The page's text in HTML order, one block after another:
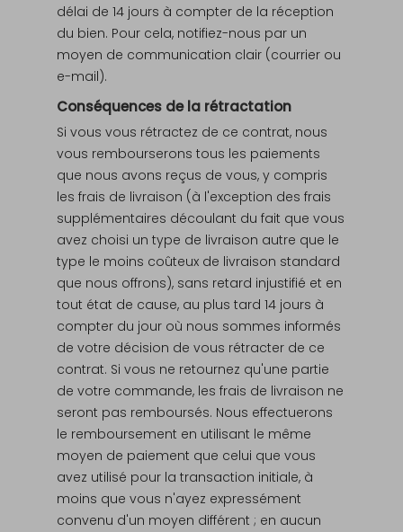
délai de 14 jours à compter de la réception
du bien. Pour cela, notifiez-nous par un
moyen de communication clair (courrier ou
e-mail).
Conséquences de la rétractation
Si vous vous rétractez de ce contrat, nous
vous rembourserons tous les paiements
que nous avons reçus de vous, y compris
les frais de livraison (à l'exception des frais
supplémentaires découlant du fait que vous
avez choisi un type de livraison autre que le
type le moins coûteux de livraison standard
que nous offrons), sans retard injustifié et en
tout état de cause, au plus tard 14 jours à
compter du jour où nous sommes informés
de votre décision de vous rétracter de ce
contrat. Si vous ne retournez qu'une partie
de votre commande, les frais de livraison ne
seront pas remboursés. Nous effectuerons
le remboursement en utilisant le même
moyen de paiement que celui que vous
avez utilisé pour la transaction initiale, à
moins que vous n'ayez expressément
convenu d'un moyen différent ; en aucun